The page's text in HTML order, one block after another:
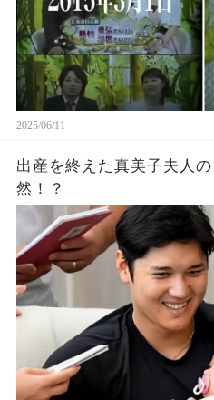
2025/06/11
出産を終えた真美子夫人
然！？